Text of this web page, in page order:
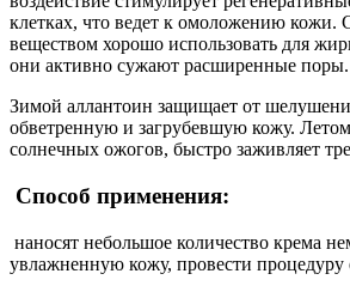
клетках, что ведет к омоложению кожи.
веществом хорошо использовать для
они активно сужают расширенные поры.
Зимой аллантоин защищает от
обветренную и загрубевшую кожу. Летом
солнечных ожогов, быстро заживляет
Способ применения:
наносят небольшое количество крема
увлажненную кожу, провести